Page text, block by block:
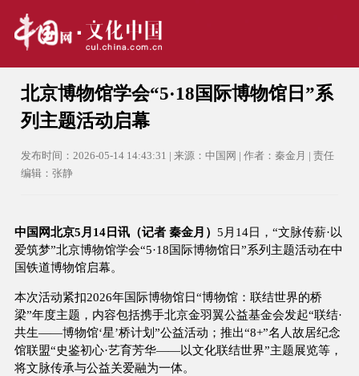
北京博物馆学会“5·18国际博物馆日”系
列主题活动启幕
发布时间：2026-05-14 14:43:31 | 来源：中国网 | 作者：秦金月 | 责任
编辑：张静
中国网北京5月14日讯（记者 秦金月） 5月14日，“文脉传薪·以
爱筑梦”北京博物馆学会“5·18国际博物馆日”系列主题活动在中
国铁道博物馆启幕。
本次活动紧扣2026年国际博物馆日“博物馆：联结世界的桥
梁”年度主题，内容包括携手北京金羽翼公益基金会发起“联结·
共生——博物馆‘星’桥计划”公益活动；推出“8+”名人故居纪念
馆联盟“史鉴初心·艺育芳华——以文化联结世界”主题展览等，
将文脉传承与公益关爱融为一体。